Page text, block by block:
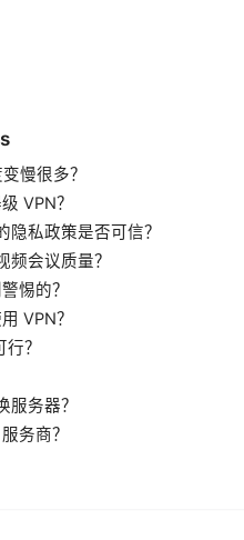
慢很多？
VPN？
隐私政策是否可信？
会议质量？
惕的？
VPN？
？
服务器？
务商？